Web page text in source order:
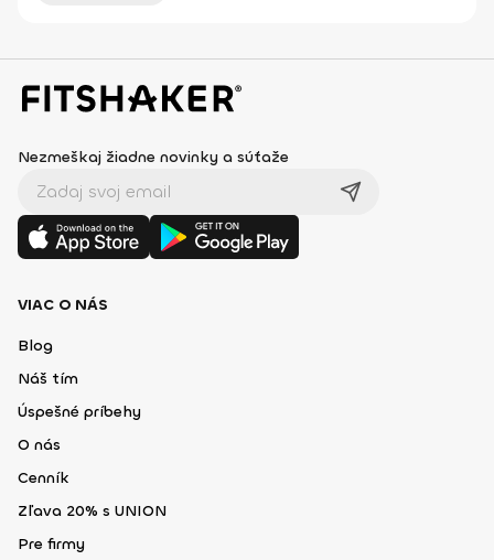
Nezmeškaj žiadne novinky a súťaže
VIAC O NÁS
Blog
Náš tím
Úspešné príbehy
O nás
Cenník
Zľava 20% s UNION
Pre firmy